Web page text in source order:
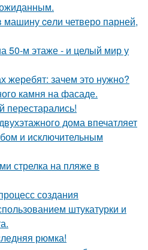
машину ceли четверо парней,
50-м этаже - и целый мир у
жеребят: зачем это нужно?
камня на фасаде.
перестарались!
дома впечатляет
и исключительным
стрелка на пляже в
создания
штукатурки и
рюмка!